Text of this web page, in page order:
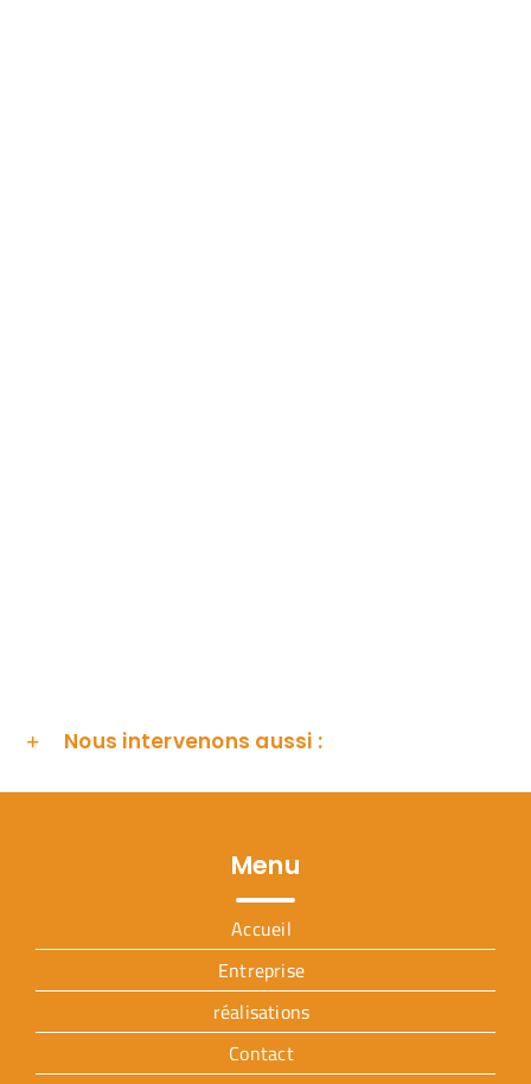
Nous intervenons aussi :
Menu
Accueil
Entreprise
réalisations
Contact